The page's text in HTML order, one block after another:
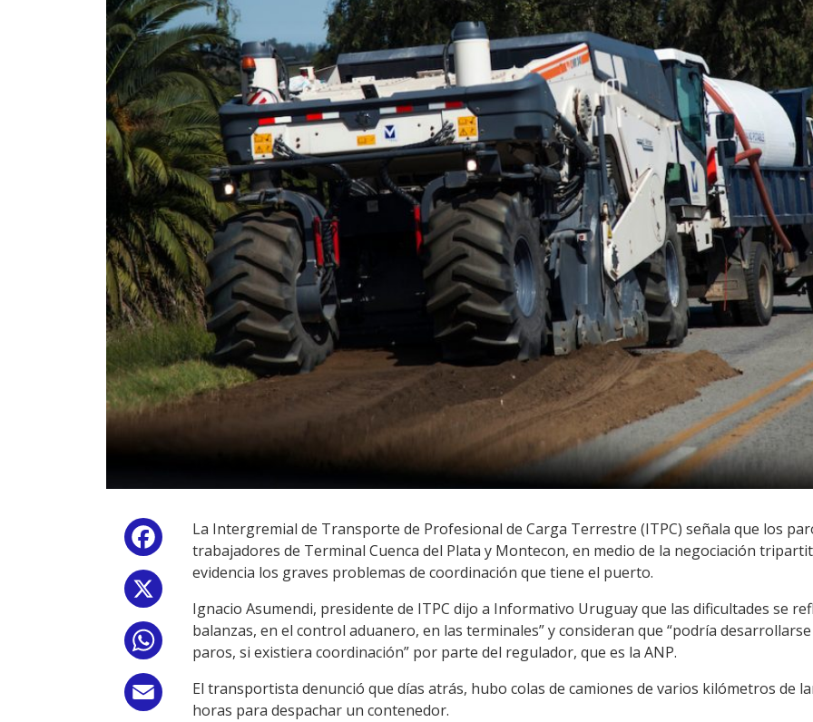
Facebook
Email
La Intergremial de Transporte de Profesional de Carga Terrestre (ITPC) señala que los
trabajadores de Terminal Cuenca del Plata y Montecon, en medio de la negociación
evidencia los graves problemas de coordinación que tiene el puerto.
Ignacio Asumendi, presidente de ITPC dijo a Informativo Uruguay que las dificultades se
balanzas, en el control aduanero, en las terminales” y consideran que “podría
paros, si existiera coordinación” por parte del regulador, que es la ANP.
El transportista denunció que días atrás, hubo colas de camiones de varios kilómetros de
horas para despachar un contenedor.